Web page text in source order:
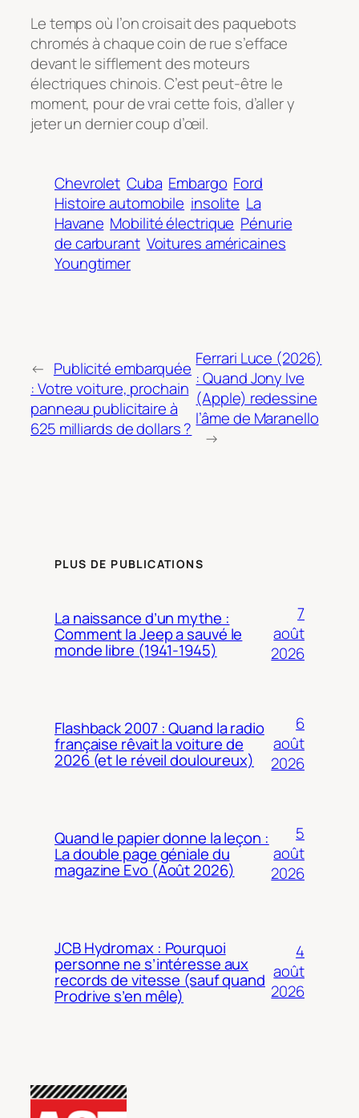
Le temps où l’on croisait des paquebots
chromés à chaque coin de rue s’efface
devant le sifflement des moteurs
électriques chinois. C’est peut-être le
moment, pour de vrai cette fois, d’aller y
jeter un dernier coup d’œil.
Chevrolet Cuba Embargo Ford
Histoire automobile insolite La
Havane Mobilité électrique Pénurie
de carburant Voitures américaines
Youngtimer
← Publicité embarquée
: Votre voiture, prochain
panneau publicitaire à
625 milliards de dollars ?
Ferrari Luce (2026)
: Quand Jony Ive
(Apple) redessine
l’âme de Maranello
→
PLUS DE PUBLICATIONS
La naissance d’un mythe :
Comment la Jeep a sauvé le
monde libre (1941-1945)
7
août
2026
Flashback 2007 : Quand la radio
française rêvait la voiture de
2026 (et le réveil douloureux)
6
août
2026
Quand le papier donne la leçon :
La double page géniale du
magazine Evo (Août 2026)
5
août
2026
JCB Hydromax : Pourquoi
personne ne s’intéresse aux
records de vitesse (sauf quand
Prodrive s’en mêle)
4
août
2026